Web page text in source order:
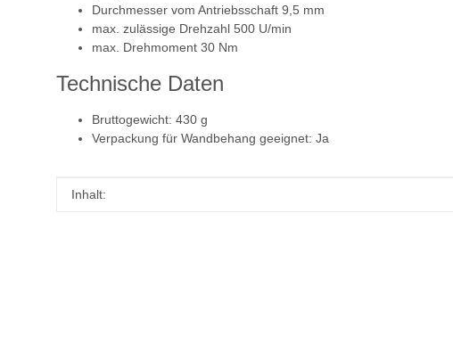
Durchmesser vom Antriebsschaft 9,5 mm
max. zulässige Drehzahl 500 U/min
max. Drehmoment 30 Nm
Technische Daten
Bruttogewicht: 430 g
Verpackung für Wandbehang geeignet: Ja
Produkteigenschaft
Wert
Inhalt: